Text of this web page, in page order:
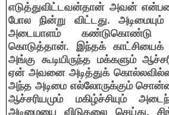
எடுத்துவிட்டவன்தான் அவன்
போல நின்று விட்டது.
அடையாளம் கண்டுகொண்டு
கொடுத்தான். இந்தக் காட்சியைக்
அங்கு கூடியிருந்த மக்களும்
ஏன் அவனை அடித்துக்
அந்த அடிமை எல்லோருக்கும்
ஆச்சரியமும் மகிழ்ச்சியும்